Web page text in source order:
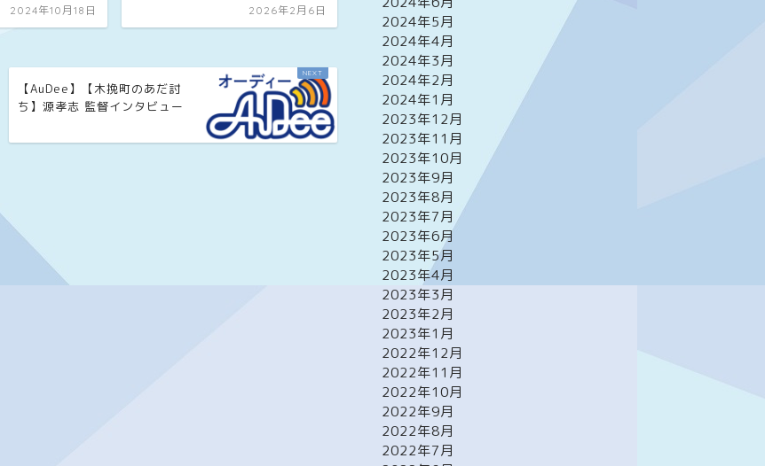
2024年10月18日 2026年2月6日
【AuDee】【木挽町のあだ討
ち】源孝志 監督インタビュー
2024年5月
2024年4月
2024年3月
2024年2月
2024年1月
2023年12月
2023年11月
2023年10月
2023年9月
2023年8月
2023年7月
2023年6月
2023年5月
2023年4月
2023年3月
2023年2月
2023年1月
2022年12月
2022年11月
2022年10月
2022年9月
2022年8月
2022年7月